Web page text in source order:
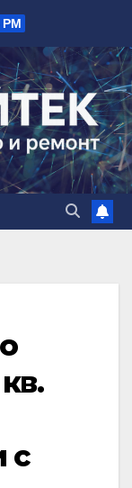
с